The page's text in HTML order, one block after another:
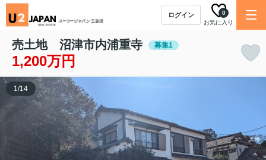
ログイン
お気に入り
0
売土地 沼津市内浦重寺 募集1
1,200万円
1/14